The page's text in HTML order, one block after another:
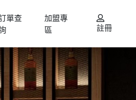
單查
加盟專
區
註冊